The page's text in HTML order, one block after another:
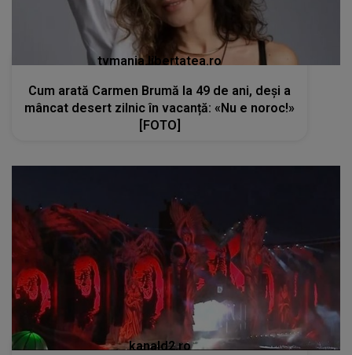
tvmania.libertatea.ro
Cum arată Carmen Brumă la 49 de ani, deși a
mâncat desert zilnic în vacanță: «Nu e noroc!»
[FOTO]
kanald2.ro